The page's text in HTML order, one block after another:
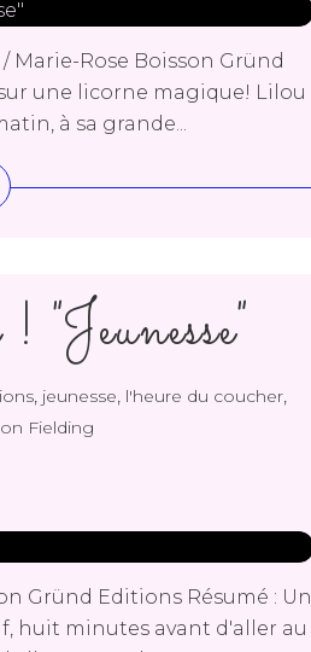
Marie-Rose Boisson Gründ
une licorne magique! Lilou
à sa grande...
, jeunesse, l'heure du coucher,
Fielding
Gründ Editions Résumé : Un
huit minutes avant d'aller au